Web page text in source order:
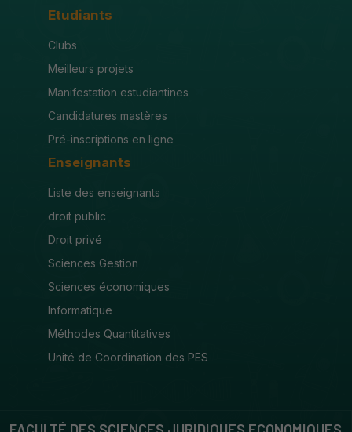
Etudiants
Clubs
Meilleurs projets
Manifestation estudiantines
Candidatures mastères
Pré-inscriptions en ligne
Enseignants
Liste des enseignants
droit public
Droit privé
Sciences Gestion
Sciences économiques
Informatique
Méthodes Quantitatives
Unité de Coordination des PES